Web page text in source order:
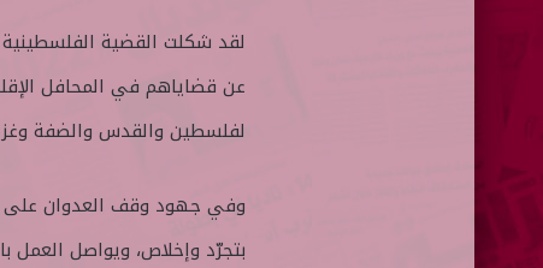
لقد شكلت القضية الفلسطينية
عن قضاياهم في المحافل
لفلسطين والقدس والضفة
وفي جهود وقف العدوان على
بتجرّد وإخلاص، ويواصل العمل